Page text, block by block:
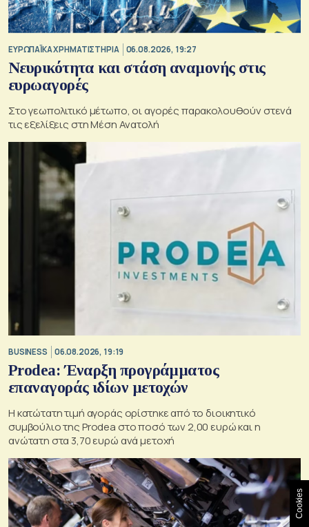
ΕΥΡΩΠΑΪΚΑ ΧΡΗΜΑΤΙΣΤΗΡΙΑ 06.08.2026, 19:27
Νευρικότητα και στάση αναμονής στις
ευρωαγορές
Στο γεωπολιτικό μέτωπο, οι αγορές παρακολουθούν στενά
τις εξελίξεις στη Μέση Ανατολή
BUSINESS 06.08.2026, 19:19
Prodea: Έναρξη προγράμματος
επαναγοράς ιδίων μετοχών
Η κατώτατη τιμή αγοράς ορίστηκε από το διοικητικό
συμβούλιο της Prodea στο ποσό των 2,00 ευρώ και η
ανώτατη στα 3,70 ευρώ ανά μετοχή
Cookies